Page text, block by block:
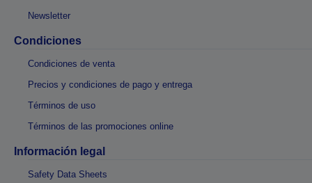
Newsletter
Condiciones
Condiciones de venta
Precios y condiciones de pago y entrega
Términos de uso
Términos de las promociones online
Información legal
Safety Data Sheets